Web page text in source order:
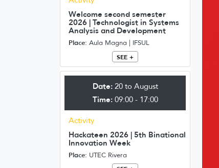
Welcome second semester
2026 | Technologist in Systems
Analysis and Development
Place: Aula Magna | IFSUL
SEE +
Date:20 to August
Time:09:00 - 17:00
Activity
Hackateen 2026 | 5th Binational
Innovation Week
Place: UTEC Rivera